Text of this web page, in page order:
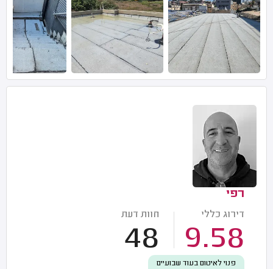
רפי
דירוג כללי
9.58
חוות דעת
48
פנוי לאיטום בעוד שבועיים